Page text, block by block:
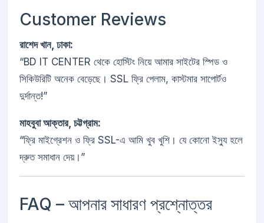
Customer Reviews
রাশেদ খান, ঢাকা:
“BD IT CENTER থেকে হোস্টিং নিয়ে আমার সাইটের স্পিড ও
সিকিউরিটি অনেক বেড়েছে। SSL ফ্রি পেলাম, কাস্টমার সাপোর্টও
দুর্দান্ত!”
মাহবুবা আক্তার, চট্টগ্রাম:
“ফ্রি মাইগ্রেশন ও ফ্রি SSL-এ আমি খুব খুশি। যে কোনো ইস্যু হলে
দ্রুত সমাধান দেয়।”
FAQ – আপনার সাধারণ প্রশ্নোত্তর